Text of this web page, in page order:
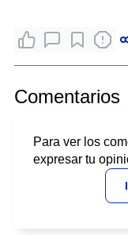
Comentarios
Para ver los
expresar tu